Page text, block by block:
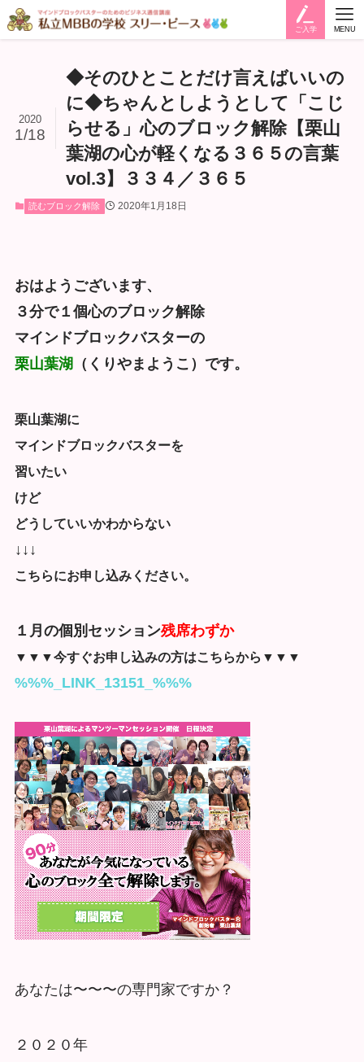
ご入学 MENU
◆そのひとことだけ言えばいいの
に◆ちゃんとしようとして「こじ
らせる」心のブロック解除【栗山
葉湖の心が軽くなる３６５の言葉
vol.3】３３４／３６５
2020
1/18
読むブロック解除 2020年1月18日
おはようございます、
３分で１個心のブロック解除
マインドブロックバスターの
栗山葉湖 （くりやまようこ）です。
栗山葉湖に
マインドブロックバスターを
習いたい
けど
どうしていいかわからない
↓↓↓
こちらにお申し込みください。
１月の個別セッション残席わずか
▼▼▼今すぐお申し込みの方はこちらから▼▼▼
%%%_LINK_13151_%%%
あなたは〜〜〜の専門家ですか？
２０２０年